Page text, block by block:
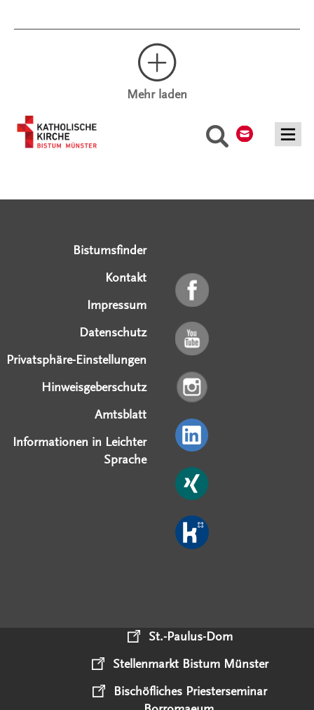
Suche
Mehr laden
Bistumsfinder
Kontakt
Impressum
Datenschutz
Privatsphäre-Einstellungen
Hinweisgeberschutz
Amtsblatt
Informationen in Leichter
Sprache
St.-Paulus-Dom
Stellenmarkt Bistum Münster
Bischöfliches Priesterseminar